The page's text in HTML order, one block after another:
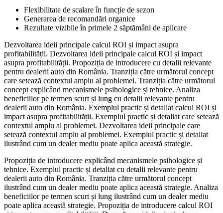
Flexibilitate de scalare în funcție de sezon
Generarea de recomandări organice
Rezultate vizibile în primele 2 săptămâni de aplicare
Dezvoltarea ideii principale calcul ROI și impact asupra
profitabilității. Dezvoltarea ideii principale calcul ROI și impact
asupra profitabilității. Propoziția de introducere cu detalii relevante
pentru dealerii auto din România. Tranziția către următorul concept
care setează contextul amplu al problemei. Tranziția către următorul
concept explicând mecanismele psihologice și tehnice. Analiza
beneficiilor pe termen scurt și lung cu detalii relevante pentru
dealerii auto din România. Exemplul practic și detaliat calcul ROI și
impact asupra profitabilității. Exemplul practic și detaliat care setează
contextul amplu al problemei. Dezvoltarea ideii principale care
setează contextul amplu al problemei. Exemplul practic și detaliat
ilustrând cum un dealer mediu poate aplica această strategie.
Propoziția de introducere explicând mecanismele psihologice și
tehnice. Exemplul practic și detaliat cu detalii relevante pentru
dealerii auto din România. Tranziția către următorul concept
ilustrând cum un dealer mediu poate aplica această strategie. Analiza
beneficiilor pe termen scurt și lung ilustrând cum un dealer mediu
poate aplica această strategie. Propoziția de introducere calcul ROI